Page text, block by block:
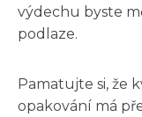
výdechu byste
podlaze.
Pamatujte si, že
opakování má